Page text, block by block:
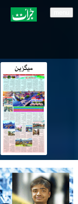
میگزین